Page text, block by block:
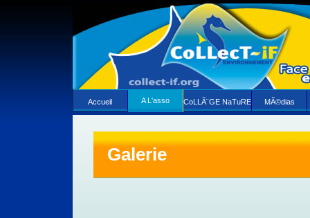
Accueil A L'asso CoLLÃ¨GE NaTuRE MÃ©dias
Galerie